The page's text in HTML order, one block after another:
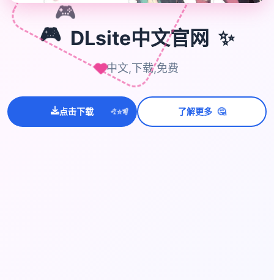
🎮
🎮 DLsite中文官网 ✨
中文,下载,免费
点击下载 ✨
⭐
💫 了解更多 🤔